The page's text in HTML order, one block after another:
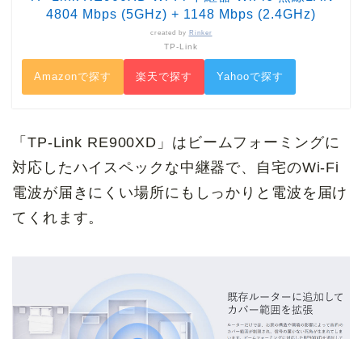
4804 Mbps (5GHz) + 1148 Mbps (2.4GHz)
created by Rinker
TP-Link
Amazonで探す 楽天で探す Yahooで探す
「TP-Link RE900XD」はビームフォーミングに
対応したハイスペックな中継器で、自宅のWi-Fi
電波が届きにくい場所にもしっかりと電波を届け
てくれます。